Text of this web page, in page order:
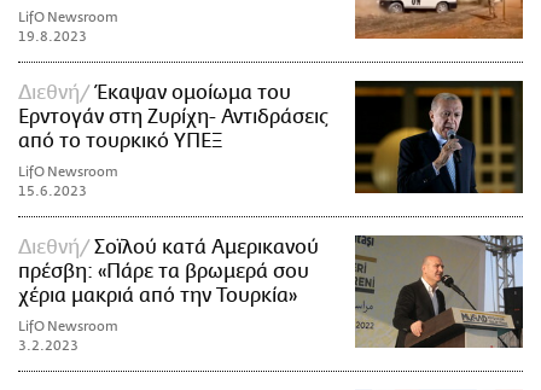
LifO Newsroom
19.8.2023
Διεθνή
Έκαψαν ομοίωμα του
Ερντογάν στη Ζυρίχη- Αντιδράσεις
από το τουρκικό ΥΠΕΞ
LifO Newsroom
15.6.2023
Διεθνή
Σοϊλού κατά Αμερικανού
πρέσβη: «Πάρε τα βρωμερά σου
χέρια μακριά από την Τουρκία»
LifO Newsroom
3.2.2023